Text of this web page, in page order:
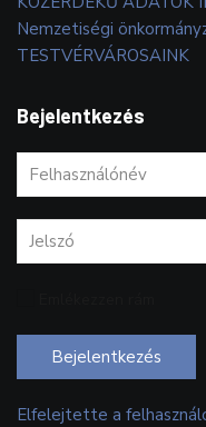
Nemzetiségi
TESTVÉRVÁROSAINK
Bejelentkezés
Bejelentkezés
Elfelejtette a